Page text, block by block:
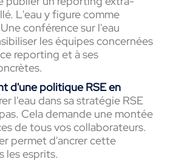
L'eau y figure comme
conférence sur l'eau
les équipes concernées
reporting et à ses
d'une politique RSE en
l'eau dans sa stratégie RSE
Cela demande une montée
de tous vos collaborateurs.
permet d'ancrer cette
les esprits.